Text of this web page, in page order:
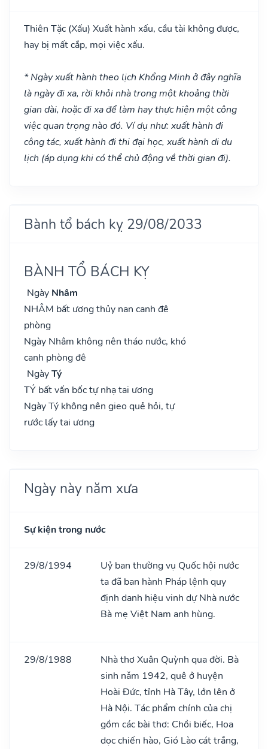
Thiên Tặc (Xấu) Xuất hành xấu, cầu tài không được,
hay bị mất cắp, mọi việc xấu.
* Ngày xuất hành theo lịch Khổng Minh ở đây nghĩa
là ngày đi xa, rời khỏi nhà trong một khoảng thời
gian dài, hoặc đi xa để làm hay thực hiện một công
việc quan trọng nào đó. Ví dụ như: xuất hành đi
công tác, xuất hành đi thi đại học, xuất hành di du
lịch (áp dụng khi có thể chủ động về thời gian đi).
Bành tổ bách kỵ 29/08/2033
BÀNH TỔ BÁCH KỴ
Ngày Nhâm
NHÂM bất ương thủy nan canh đê
phòng
Ngày Nhâm không nên tháo nước, khó
canh phòng đê
NgàyTý
TÝ bất vấn bốc tự nhạ tai ương
Ngày Tý không nên gieo quẻ hỏi, tự
rước lấy tai ương
Ngày này năm xưa
Sự kiện trong nước
29/8/1994
Uỷ ban thường vụ Quốc hội nước
ta đã ban hành Pháp lệnh quy
định danh hiệu vinh dự Nhà nước
Bà mẹ Việt Nam anh hùng.
29/8/1988
Nhà thơ Xuân Quỳnh qua đời. Bà
sinh nǎm 1942, quê ở huyện
Hoài Đức, tỉnh Hà Tây, lớn lên ở
Hà Nội. Tác phẩm chính của chị
gồm các bài thơ: Chồi biếc, Hoa
dọc chiến hào, Gió Lào cát trắng,